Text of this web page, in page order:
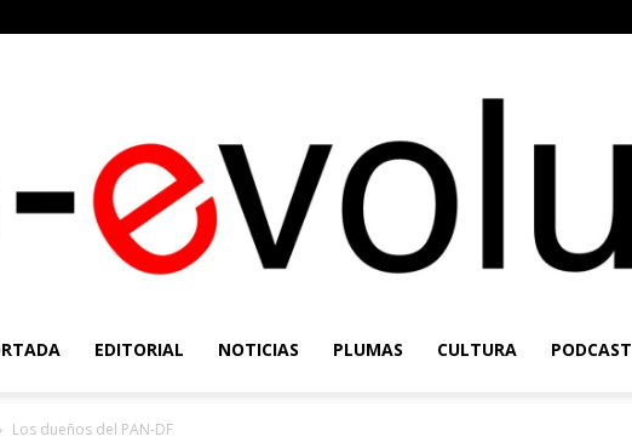
EDITORIAL NOTICIAS PLUMAS CULTURA PODCAST
Los dueños del PAN-DF